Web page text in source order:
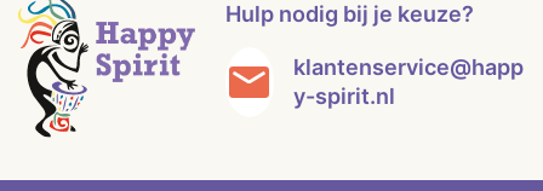
Hulp nodig bij je keuze?
klantenservice@happ
y-spirit.nl